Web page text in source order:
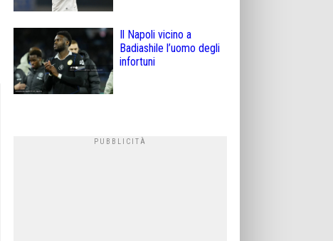
Il Napoli vicino a
Badiashile l’uomo degli
infortuni